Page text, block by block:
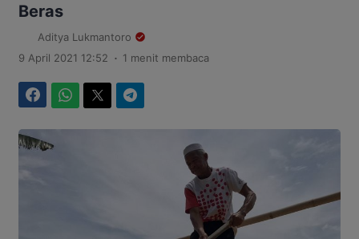
Beras
Aditya Lukmantoro
9 April 2021 12:52 . 1 menit membaca